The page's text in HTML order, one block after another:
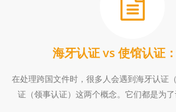
海牙认证 vs 使馆认证
在处理跨国文件时，很多人会遇到海牙认证
证（领事认证）这两个概念。它们都是为